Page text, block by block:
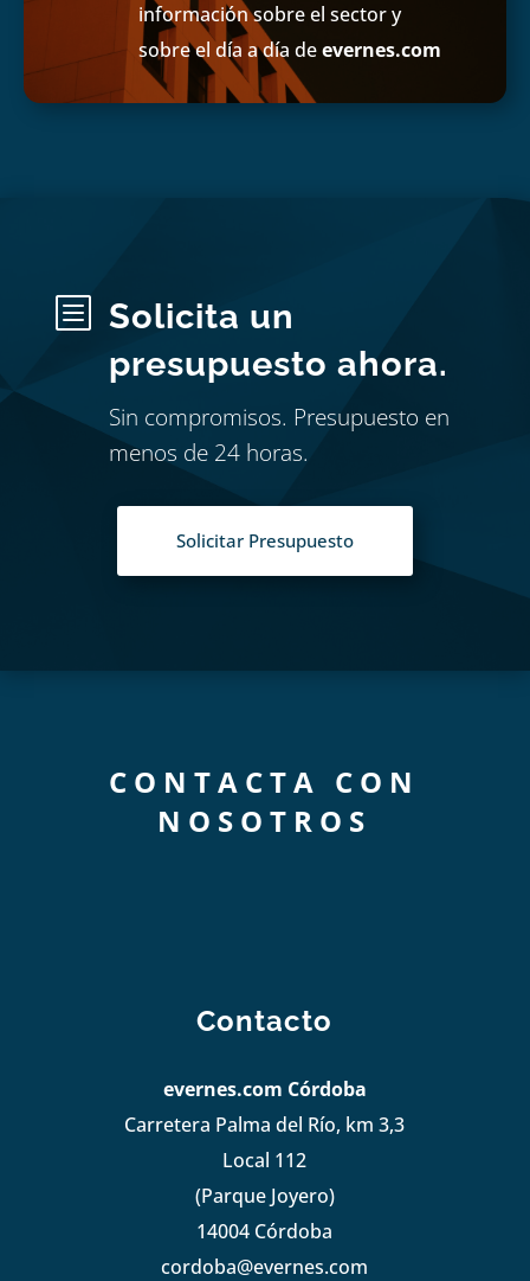
información sobre el sector y
sobre el día a día deevernes.com
b
Solicita un
presupuesto ahora.
Sin compromisos. Presupuesto en
menos de 24 horas.
Solicitar Presupuesto
CONTACTA CON
NOSOTROS
Contacto
evernes.com Córdoba
Carretera Palma del Río, km 3,3
Local 112
(Parque Joyero)
14004 Córdoba
cordoba@evernes.com